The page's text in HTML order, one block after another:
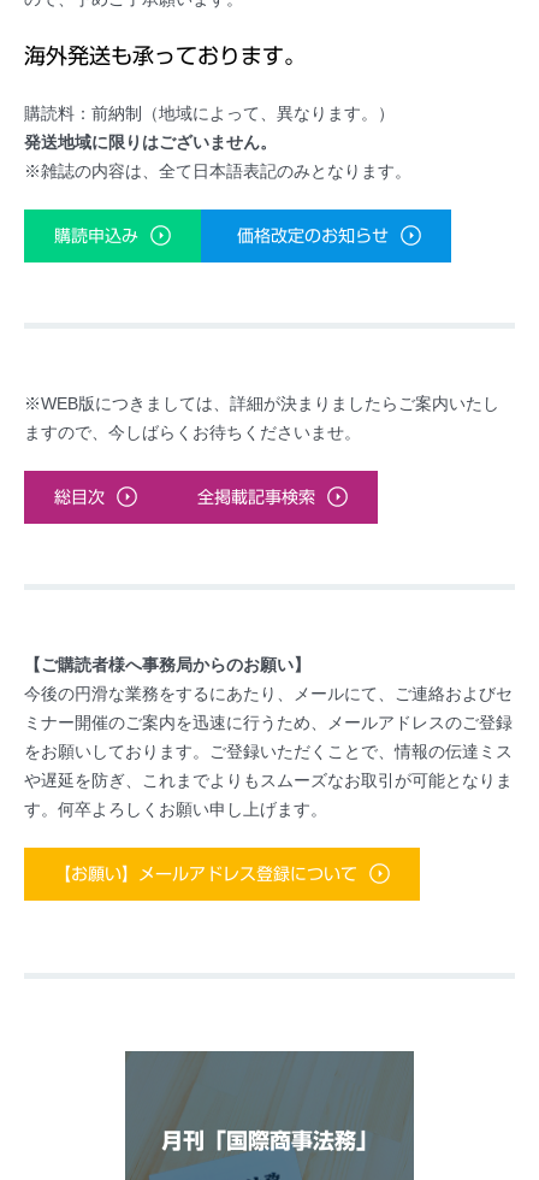
海外発送も承っております。
購読料：前納制（地域によって、異なります。）
発送地域に限りはございません。
※雑誌の内容は、全て日本語表記のみとなります。
購読申込み 価格改定のお知らせ
※WEB版につきましては、詳細が決まりましたらご案内いたし
ますので、今しばらくお待ちくださいませ。
総目次 全掲載記事検索
【ご購読者様へ事務局からのお願い】
今後の円滑な業務をするにあたり、メールにて、ご連絡およびセ
ミナー開催のご案内を迅速に行うため、メールアドレスのご登録
をお願いしております。ご登録いただくことで、情報の伝達ミス
や遅延を防ぎ、これまでよりもスムーズなお取引が可能となりま
す。何卒よろしくお願い申し上げます。
【お願い】メールアドレス登録について
月刊「国際商事法務」